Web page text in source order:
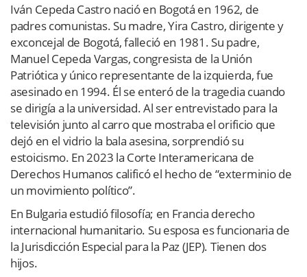
Iván Cepeda Castro nació en Bogotá en 1962, de
padres comunistas. Su madre, Yira Castro, dirigente y
exconcejal de Bogotá, falleció en 1981. Su padre,
Manuel Cepeda Vargas, congresista de la Unión
Patriótica y único representante de la izquierda, fue
asesinado en 1994. Él se enteró de la tragedia cuando
se dirigía a la universidad. Al ser entrevistado para la
televisión junto al carro que mostraba el orificio que
dejó en el vidrio la bala asesina, sorprendió su
estoicismo. En 2023 la Corte Interamericana de
Derechos Humanos calificó el hecho de “exterminio de
un movimiento político”.
En Bulgaria estudió filosofía; en Francia derecho
internacional humanitario. Su esposa es funcionaria de
la Jurisdicción Especial para la Paz (JEP). Tienen dos
hijos.